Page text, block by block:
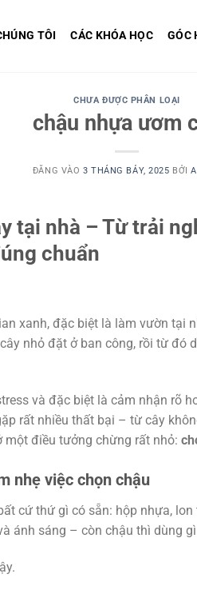
TÔI CÁC KHÓA HỌC GÓC
CHƯA ĐƯỢC PHÂN LOẠI
chậu nhựa ươm
ĐĂNG VÀO 3 THÁNG BẢY, 2025 BỞI
tại nhà – Từ trải
chuẩn
xanh, đặc biệt là làm vườn tại
nhỏ đặt ở ban công, rồi từ đó
và đặc biệt là cảm nhận rõ
rất nhiều thất bại – từ cây
một điều tưởng chừng rất nhỏ:
nhẹ việc chọn chậu
cứ thứ gì có sẵn: hộp nhựa,
ánh sáng – còn chậu thì dùng